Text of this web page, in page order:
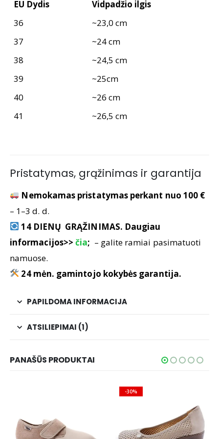
EU Dydis
Vidpadžio ilgis
36
~23,0 cm
37
~24 cm
38
~24,5 cm
39
~25cm
40
~26 cm
41
~26,5 cm
Pristatymas, grąžinimas ir garantija
Nemokamas pristatymas perkant nuo 100 €
– 1–3 d. d.
14 DIENŲ GRĄŽINIMAS. Daugiau
informacijos>>čia; – galite ramiai pasimatuoti
namuose.
24 mėn. gamintojo kokybės garantija.
PAPILDOMA INFORMACIJA
ATSILIEPIMAI (1)
PANAŠŪS PRODUKTAI
-30%